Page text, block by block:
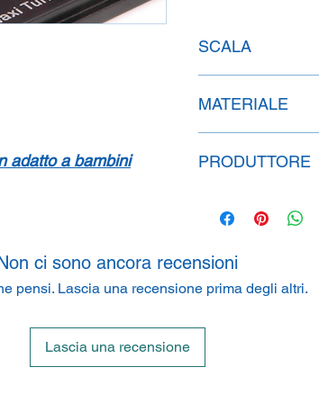
adatto a bambini
SCALA
MATERIALE
PRODUTTORE
Am Haeckselplatz
ci sono ancora recensioni
pensi. Lascia una recensione prima degli altri.
Lascia una recensione